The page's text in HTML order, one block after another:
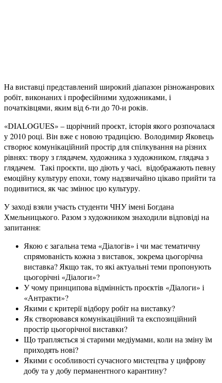
На виставці представлений широкий діапазон різножанрових
робіт, виконаних і професійними художниками, і
початківцями, яким від 6-ти до 70-и років.
«DIALOGUES» – щорічний проєкт, історія якого розпочалася
у 2010 році. Він вже є новою традицією. Володимир Яковець
створює комунікаційний простір для спілкування на різних
рівнях: твору з глядачем, художника з художником, глядача з
глядачем. Такі проєкти, що діють у часі, відображають певну
емоційну культуру епохи, тому надзвичайно цікаво прийти та
подивитися, як час змінює цю культуру.
У заході взяли участь студенти ЧНУ імені Богдана
Хмельницького. Разом з художником знаходили відповіді на
запитання:
Якою є загальна тема «Діалогів» і чи має тематичну
спрямованість кожна з виставок, зокрема цьогорічна
виставка? Якщо так, то які актуальні теми пропонують
цьогорічні «Діалоги»?
У чому принципова відмінність проєктів «Діалоги» і
«Антракти»?
Якими є критерії відбору робіт на виставку?
Як створювався комунікаційний та експозиційний
простір цьогорічної виставки?
Що трапляється зі старими медіумами, коли на зміну їм
приходять нові?
Якими є особливості сучасного мистецтва у цифрову
добу та у добу перманентного карантину?